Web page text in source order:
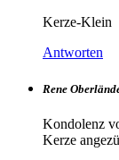
Kerze-Klein
Antworten
Rene
Kondolenz
Kerze